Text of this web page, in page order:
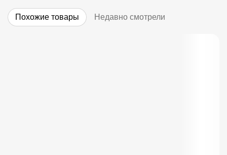
Похожие товары Недавно смотрели